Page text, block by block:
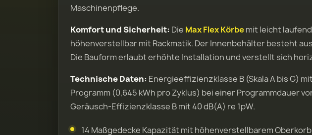
Maschinenpflege.
Komfort und Sicherheit: Die Max Flex Körbemit leicht
höhenverstellbar mit Rackmatik. Der Innenbehälter besteht
Die Bauform erlaubt erhöhte Installation und verstellt sich
Technische Daten: Energieeffizienzklasse B (Skala A bis G)
Programm (0,645 kWh pro Zyklus) bei einer Programmdauer
Geräusch-Effizienzklasse B mit 40 dB(A) re 1pW.
14 Maßgedecke Kapazität mit höhenverstellbarem Oberkorb